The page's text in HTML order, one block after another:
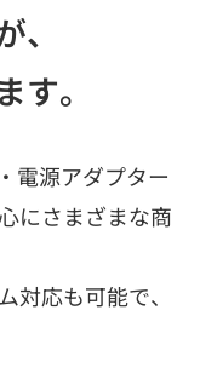
す。
電源アダプター
にさまざまな商
対応も可能で、